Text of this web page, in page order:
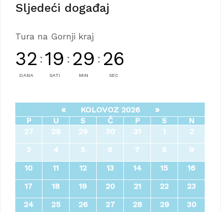
Sljedeći događaj
Tura na Gornji kraj
32
DANA
: 19
SATI
: 29
MIN
: 24
SEC
« KOLOVOZ 2026 »
P U S Č P S
N
27
28 29 30 31 1
2
3
4 5 6 7 8
9
10
11 12 13 14 15
16
17
18 19 20 21 22
23
24
25 26 27 28 29
30